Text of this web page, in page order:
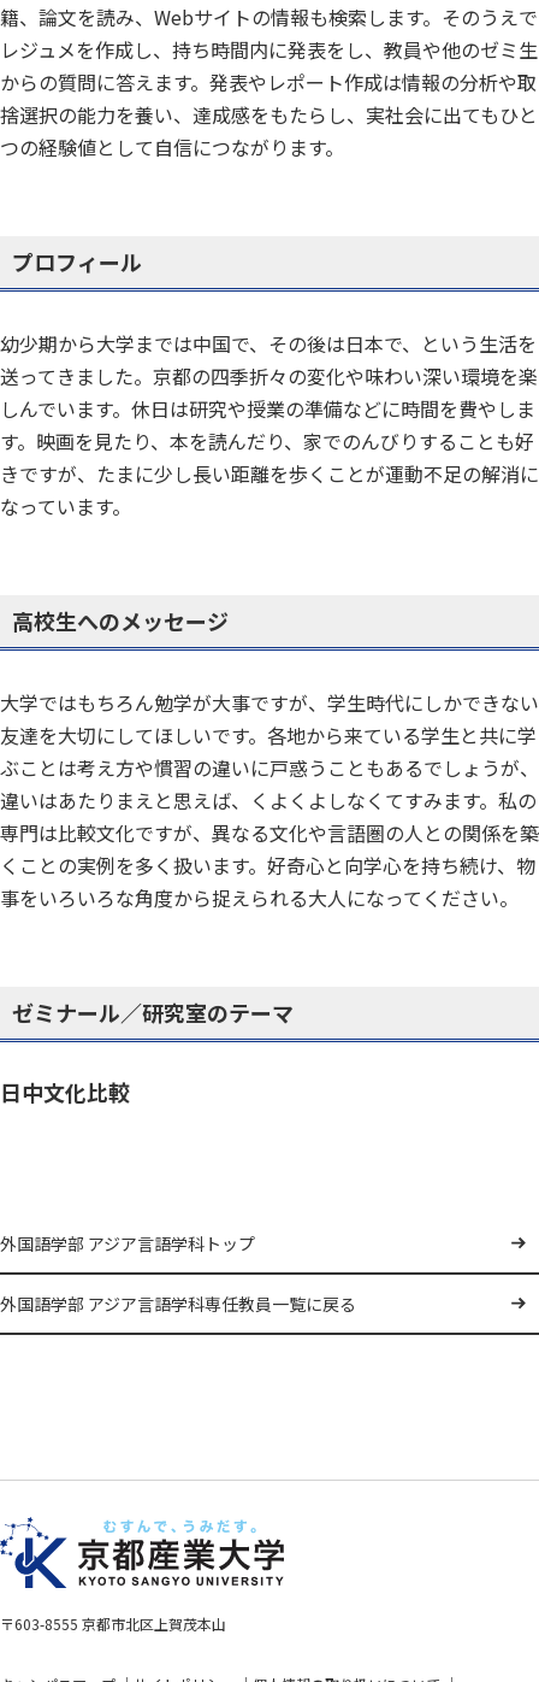
籍、論文を読み、Webサイトの情報も検索します。そのうえで
レジュメを作成し、持ち時間内に発表をし、教員や他のゼミ生
からの質問に答えます。発表やレポート作成は情報の分析や取
捨選択の能力を養い、達成感をもたらし、実社会に出てもひと
つの経験値として自信につながります。
プロフィール
幼少期から大学までは中国で、その後は日本で、という生活を
送ってきました。京都の四季折々の変化や味わい深い環境を楽
しんでいます。休日は研究や授業の準備などに時間を費やしま
す。映画を見たり、本を読んだり、家でのんびりすることも好
きですが、たまに少し長い距離を歩くことが運動不足の解消に
なっています。
高校生へのメッセージ
大学ではもちろん勉学が大事ですが、学生時代にしかできない
友達を大切にしてほしいです。各地から来ている学生と共に学
ぶことは考え方や慣習の違いに戸惑うこともあるでしょうが、
違いはあたりまえと思えば、くよくよしなくてすみます。私の
専門は比較文化ですが、異なる文化や言語圏の人との関係を築
くことの実例を多く扱います。好奇心と向学心を持ち続け、物
事をいろいろな角度から捉えられる大人になってください。
ゼミナール／研究室のテーマ
日中文化比較
外国語学部 アジア言語学科トップ
外国語学部 アジア言語学科専任教員一覧に戻る
〒603-8555 京都市北区上賀茂本山